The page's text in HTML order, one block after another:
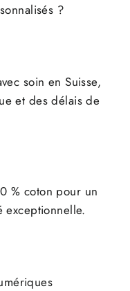
?
soin en Suisse,
et des délais de
% coton pour un